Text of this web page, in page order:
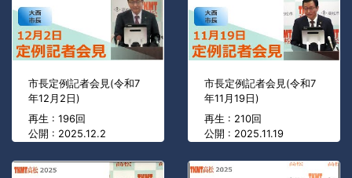
市長定例記者会見(令和7
年12月2日)
再生 : 196回
公開 : 2025.12.2
市長定例記者会見(令和7
年11月19日)
再生 : 210回
公開 : 2025.11.19